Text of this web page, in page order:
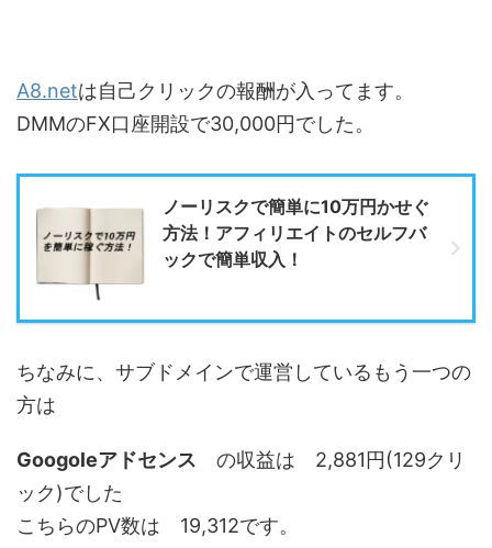
A8.netは自己クリックの報酬が入ってます。
DMMのFX口座開設で30,000円でした。
ノーリスクで簡単に10万円かせぐ
方法！アフィリエイトのセルフバ
ックで簡単収入！
ちなみに、サブドメインで運営しているもう一つの
方は
Googoleアドセンス の収益は 2,881円(129クリ
ック)でした
こちらのPV数は 19,312です。